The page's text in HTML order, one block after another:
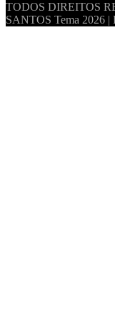
TODOS DIREITOS
SANTOS Tema 2026 |